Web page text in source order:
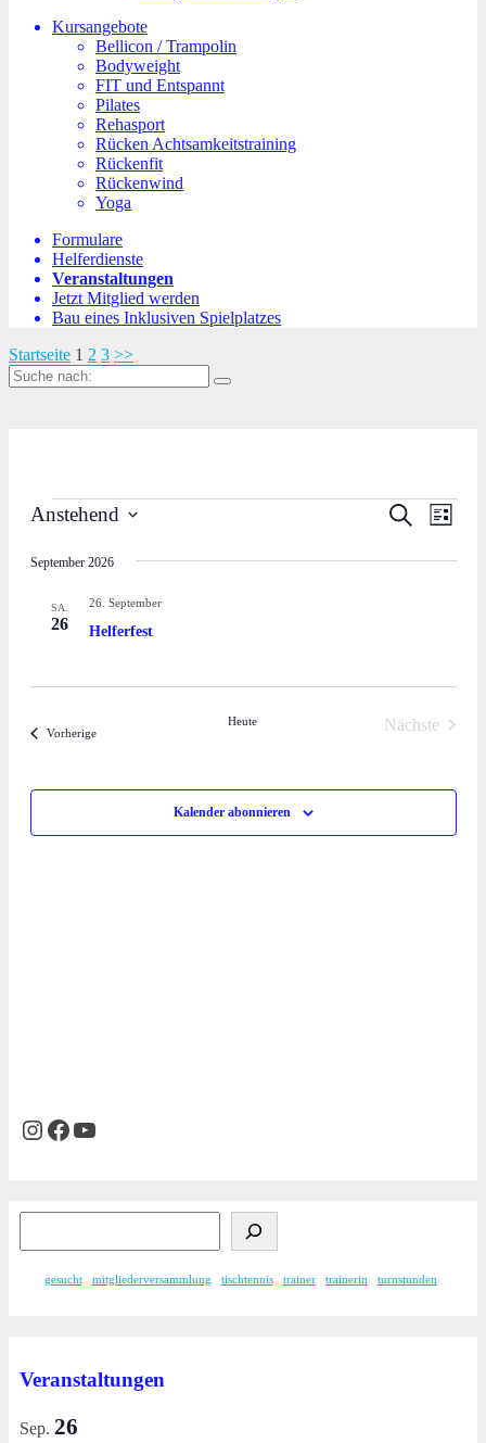
Kursangebote
Bellicon / Trampolin
Bodyweight
FIT und Entspannt
Pilates
Rehasport
Rücken Achtsamkeitstraining
Rückenfit
Rückenwind
Yoga
Formulare
Helferdienste
Veranstaltungen
Jetzt Mitglied werden
Bau eines Inklusiven Spielplatzes
Startseite 1 2 3 >>
Suche
nach:
Veranstaltungen
und
Suche
Liste
Anstehend
wählen.
September 2026
SA.
26 Helferfest
26. September
VorherigeVeranstaltungen
Heute
Nächste
Kalender abonnieren
Instagram
Facebook
YouTube
gesucht mitgliederversammlung tischtennis trainer trainerin turnstunden
Veranstaltungen
Sep. 26